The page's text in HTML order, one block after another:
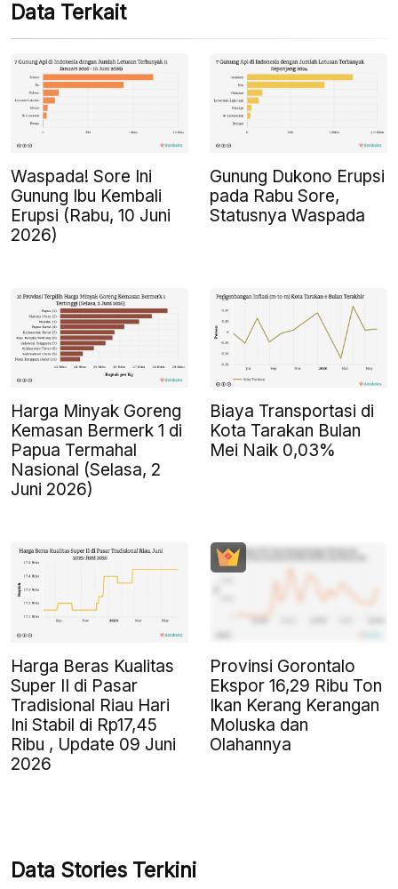
Data Terkait
Waspada! Sore Ini
Gunung Ibu Kembali
Erupsi (Rabu, 10 Juni
2026)
Gunung Dukono Erupsi
pada Rabu Sore,
Statusnya Waspada
Harga Minyak Goreng
Kemasan Bermerk 1 di
Papua Termahal
Nasional (Selasa, 2
Juni 2026)
Biaya Transportasi di
Kota Tarakan Bulan
Mei Naik 0,03%
Harga Beras Kualitas
Super II di Pasar
Tradisional Riau Hari
Ini Stabil di Rp17,45
Ribu , Update 09 Juni
2026
Provinsi Gorontalo
Ekspor 16,29 Ribu Ton
Ikan Kerang Kerangan
Moluska dan
Olahannya
Data Stories Terkini